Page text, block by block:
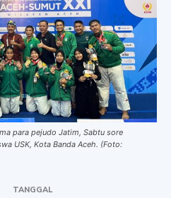
para pejudo Jatim, Sabtu sore
USK, Kota Banda Aceh. (Foto:
TANGGAL